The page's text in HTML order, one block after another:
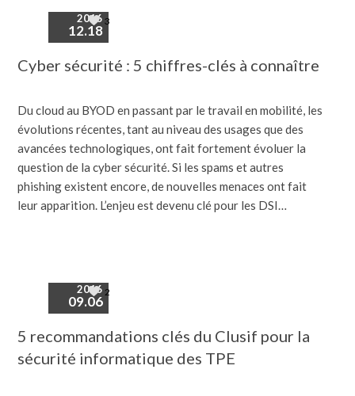
2016
12.18
3
Cyber sécurité : 5 chiffres-clés à connaître
Du cloud au BYOD en passant par le travail en mobilité, les
évolutions récentes, tant au niveau des usages que des
avancées technologiques, ont fait fortement évoluer la
question de la cyber sécurité. Si les spams et autres
phishing existent encore, de nouvelles menaces ont fait
leur apparition. L’enjeu est devenu clé pour les DSI…
2016
09.06
2
5 recommandations clés du Clusif pour la
sécurité informatique des TPE